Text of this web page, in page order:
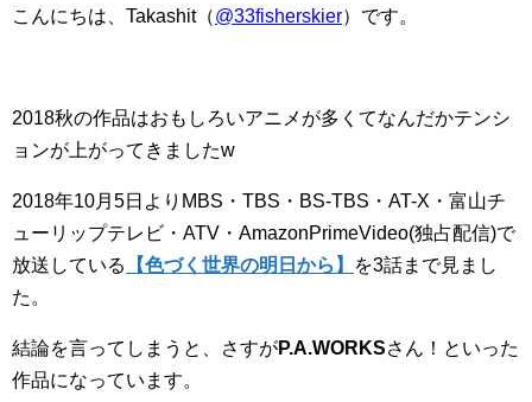
こんにちは、Takashit（@33fisherskier）です。
2018秋の作品はおもしろいアニメが多くてなんだかテンシ
ョンが上がってきましたw
2018年10月5日よりMBS・TBS・BS-TBS・AT-X・富山チ
ューリップテレビ・ATV・AmazonPrimeVideo(独占配信)で
放送している
【色づく世界の明日から】
を3話まで見まし
た。
結論を言ってしまうと、さすがP.A.WORKSさん！といった
作品になっています。